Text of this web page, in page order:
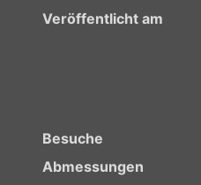
Veröffentlicht am
Besuche
Abmessungen